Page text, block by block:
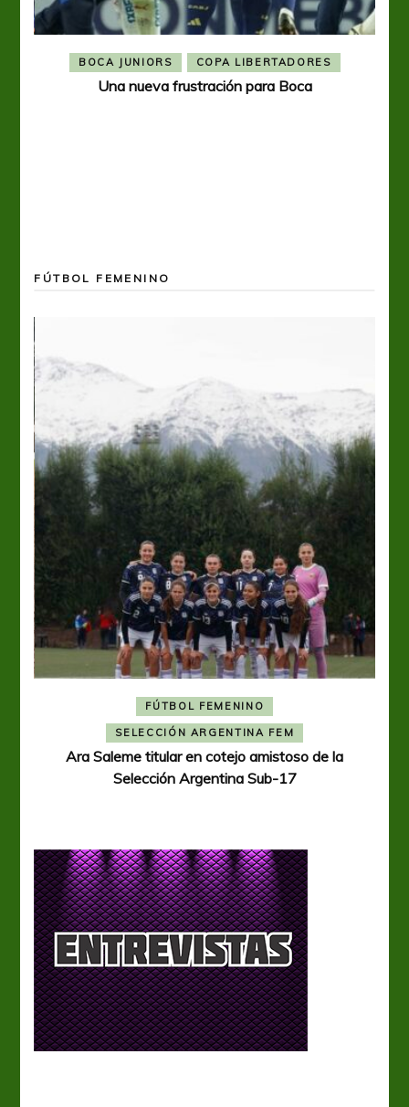
BOCA JUNIORS COPA LIBERTADORES
Una nueva frustración para Boca
FÚTBOL FEMENINO
FÚTBOL FEMENINO
SELECCIÓN ARGENTINA FEM
Ara Saleme titular en cotejo amistoso de la
Selección Argentina Sub-17